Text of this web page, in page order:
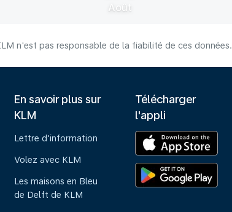
Août
n'est pas responsable de la fiabilité de ces données.
En savoir plus sur
KLM
Lettre d'information
Volez avec KLM
Les maisons en Bleu
de Delft de KLM
Télécharger
l'appli